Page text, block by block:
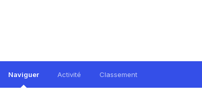
Naviguer Activité Classement